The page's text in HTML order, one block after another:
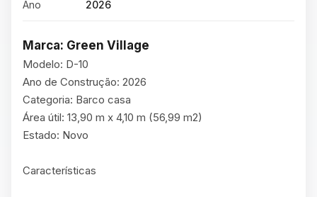
Ano
2026
Marca: Green Village
Modelo: D-10
Ano de Construção: 2026
Categoria: Barco casa
Área útil: 13,90 m x 4,10 m (56,99 m2)
Estado: Novo
Características